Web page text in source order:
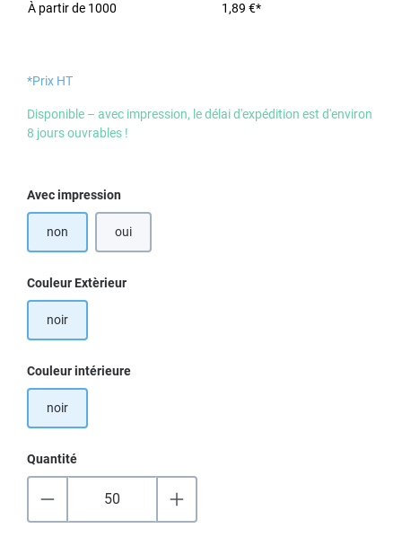
À partir de 1000 1,89 €*
*Prix HT
Disponible – avec impression, le délai d'expédition est d'environ
8 jours ouvrables !
Sélectionnez
Avec impression
non oui
Sélectionnez
Couleur Extèrieur
noir
Sélectionnez
Couleur intérieure
noir
Quantité